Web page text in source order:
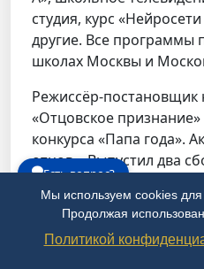
студия, курс
другие. Все
школах Москвы и
Режиссёр-
«Отцовское признание»
конкурса «Папа года».
отцов». Выпустил два
режиссёр и сценарист.
площадке — знает, как
изнутри.
Есть вопрос?
Мы используем cookies для
Продолжая
Политикой